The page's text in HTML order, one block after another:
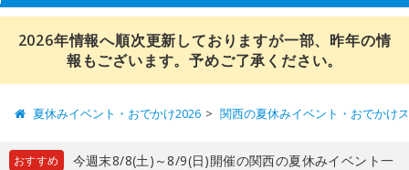
2026年情報へ順次更新しておりますが一部、昨年の情
報もございます。予めご了承ください。
夏休みイベント・おでかけ2026 関西の夏休みイベント・おでかけ
おすすめ
今週末8/8(土)～8/9(日)開催の関西の夏休みイベント一